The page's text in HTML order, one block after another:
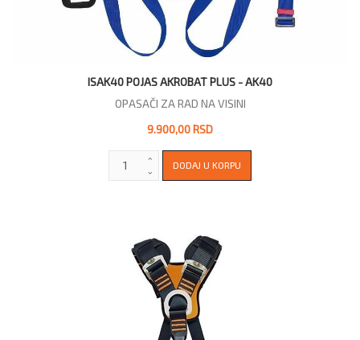
ISAK40 POJAS AKROBAT PLUS - AK40
OPASAČI ZA RAD NA VISINI
9.900,00 RSD